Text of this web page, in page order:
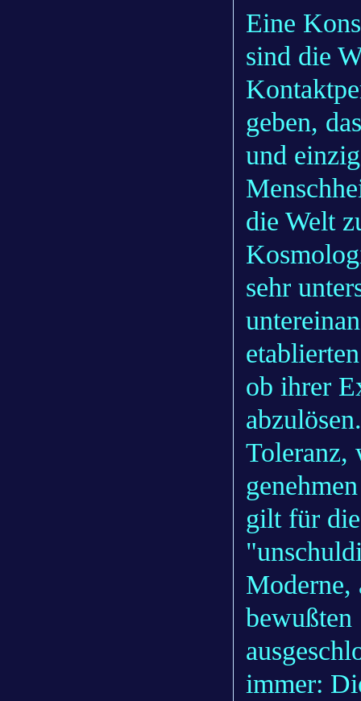
Eine
sind die
geben,
und
die Welt
sehr
ob ihrer
Toleranz,
gilt für
Moderne,
bewußten
immer: